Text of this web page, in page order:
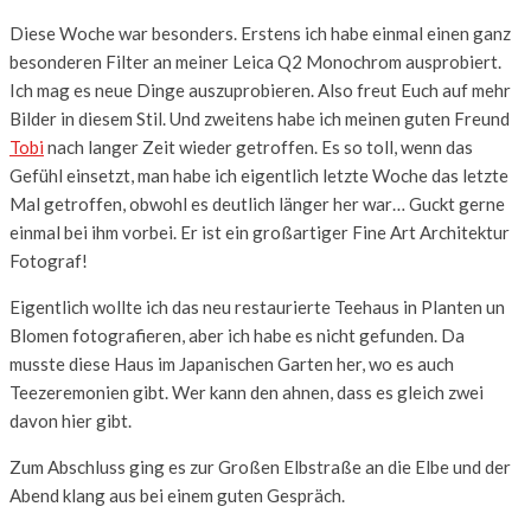
Diese Woche war besonders. Erstens ich habe einmal einen ganz
besonderen Filter an meiner Leica Q2 Monochrom ausprobiert.
Ich mag es neue Dinge auszuprobieren. Also freut Euch auf mehr
Bilder in diesem Stil. Und zweitens habe ich meinen guten Freund
Tobi nach langer Zeit wieder getroffen. Es so toll, wenn das
Gefühl einsetzt, man habe ich eigentlich letzte Woche das letzte
Mal getroffen, obwohl es deutlich länger her war… Guckt gerne
einmal bei ihm vorbei. Er ist ein großartiger Fine Art Architektur
Fotograf!
Eigentlich wollte ich das neu restaurierte Teehaus in Planten un
Blomen fotografieren, aber ich habe es nicht gefunden. Da
musste diese Haus im Japanischen Garten her, wo es auch
Teezeremonien gibt. Wer kann den ahnen, dass es gleich zwei
davon hier gibt.
Zum Abschluss ging es zur Großen Elbstraße an die Elbe und der
Abend klang aus bei einem guten Gespräch.